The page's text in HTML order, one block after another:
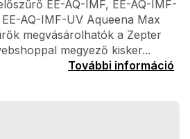
EE-AQ-IMF, EE-AQ-IMF-
AQ-IMF-UV Aqueena Max
megvásárolhatók a Zepter
megyező kisker...
További információ